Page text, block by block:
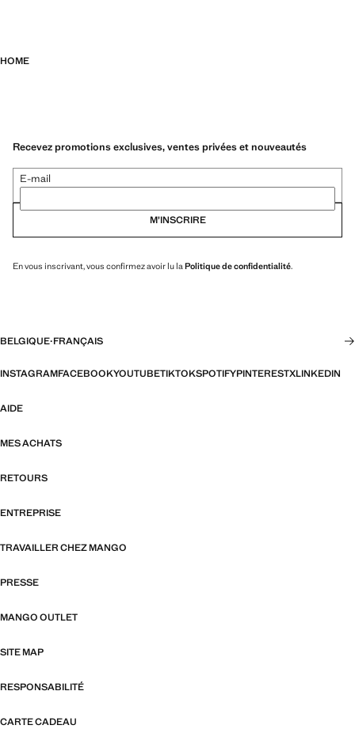
HOME
Recevez promotions exclusives, ventes privées et nouveautés
E-mail
M’INSCRIRE
En vous inscrivant, vous confirmez avoir lu la Politique de confidentialité.
BELGIQUE·FRANÇAIS
INSTAGRAMFACEBOOKYOUTUBETIKTOKSPOTIFYPINTERESTXLINKEDIN
AIDE
MES ACHATS
RETOURS
ENTREPRISE
TRAVAILLER CHEZ MANGO
PRESSE
MANGO OUTLET
SITE MAP
RESPONSABILITÉ
CARTE CADEAU